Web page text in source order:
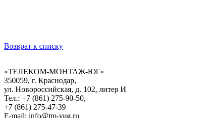
Возврат к списку
«ТЕЛЕКОМ-МОНТАЖ-ЮГ»
350059, г. Краснодар,
ул. Новороссийская, д. 102, литер И
Тел.: +7 (861) 275-90-50,
+7 (861) 275-47-39
E-mail: info@tm-yug.ru